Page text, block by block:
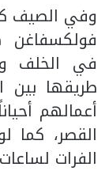
وفي الصيف
فولكسفاغن
في الخلف
طريقها بين
أعمالهم
القصر، كما
الفرات